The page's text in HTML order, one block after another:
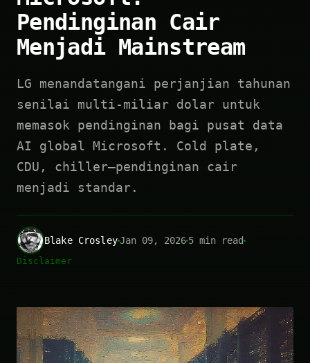
Pendinginan Cair
Menjadi Mainstream
LG menandatangani perjanjian tahunan
senilai multi-miliar dolar untuk
memasok pendinginan bagi pusat data
AI global Microsoft. Cold plate,
CDU, chiller—pendinginan cair
menjadi standar.
Blake CrosleyJan 09, 20265 min read
Disclaimer